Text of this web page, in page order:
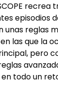
recrea
episodios
unas reglas
las que la
pero
todo un